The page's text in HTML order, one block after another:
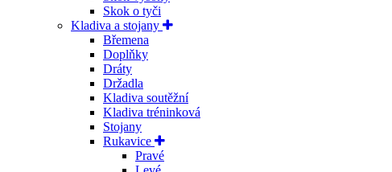
Skok o tyči
Kladiva a stojany
Břemena
Doplňky
Dráty
Držadla
Kladiva soutěžní
Kladiva tréninková
Stojany
Rukavice
Pravé